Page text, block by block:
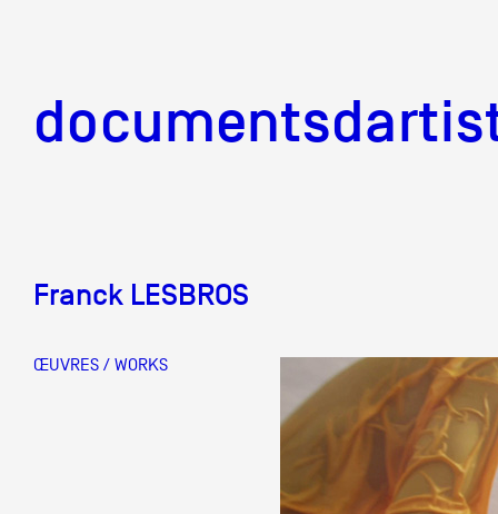
Mission
Équipe
Franck LESBROS
ŒUVRES / WORKS